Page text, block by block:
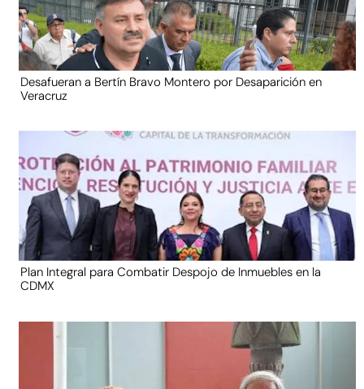
Desafueran a Bertín Bravo Montero por Desaparición en
Veracruz
Plan Integral para Combatir Despojo de Inmuebles en la
CDMX